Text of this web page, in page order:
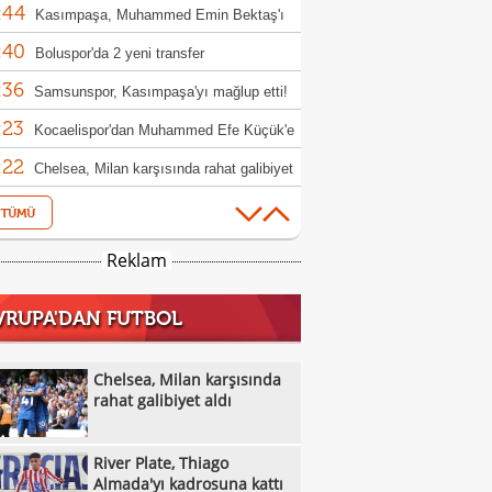
etti!Kasımpaşa, Muhammed Emin Bektaş'ı
Boluspor'da 2 yeni transfer
Samsunspor, Kasımpaşa'yı mağlup etti!
Kocaelispor'dan Muhammed Efe Küçük'e
imza
Chelsea, Milan karşısında rahat galibiyet
River Plate, Thiago Almada'yı kadrosuna
Muğlaspor, Iğdır FK'den Ahmet Engin'i
kaybetti
Beşiktaş'ta Nazmi Bilge anıldı
transfer
Berkan Kutlu Konyaspor'a veda etti!
Salah'a Araklı'da arazi teklifi: O anlar ilgi
VakıfBank, Çek pasör çaprazı Monika
Reklam
FUTBOL
Chelsea, Milan karşısında
rahat galibiyet aldı
River Plate, Thiago
Almada'yı kadrosuna kattı